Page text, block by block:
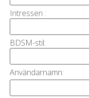
Intressen :
BDSM-stil:
Användarnamn: